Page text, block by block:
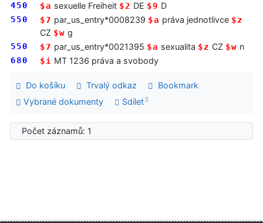
450 $a sexuelle Freiheit $2 DE $9 D
550 $7 par_us_entry*0008239 $a práva jednotlivce $z
CZ $w g
550 $7 par_us_entry*0021395 $a sexualita $z CZ $w n
680 $i MT 1236 práva a svobody
Do košíku Trvalý odkaz
Bookmark
Vybrané dokumenty
Sdílet
Počet záznamů: 1